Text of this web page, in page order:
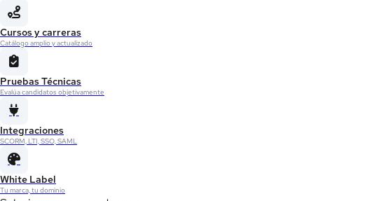
Cursos y carreras
Catálogo amplio y actualizado
Pruebas Técnicas
Evalúa candidatos objetivamente
Integraciones
SCORM, LTI, SSO, SAML
White Label
Tu marca, tu dominio